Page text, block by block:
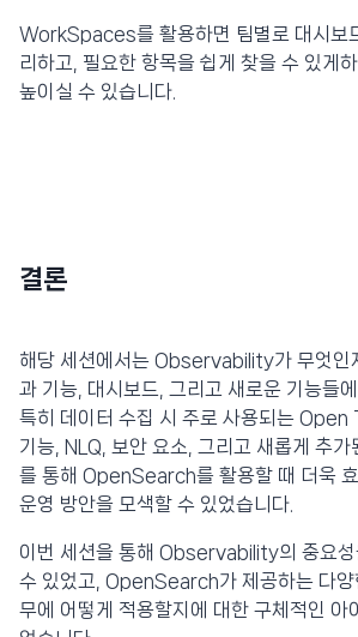
WorkSpaces를 활용하면 팀별로 대시보
리하고, 필요한 항목을 쉽게 찾을 수 있게
높이실 수 있습니다.
결론
해당 세션에서는 Observability가 무엇인
과 기능, 대시보드, 그리고 새로운 기능들
특히 데이터 수집 시 주로 사용되는
기능, NLQ, 보안 요소, 그리고 새롭게 추가
를 통해 OpenSearch를 활용할 때 더욱
운영 방안을 모색할 수 있었습니다.
이번 세션을 통해 Observability의 중요성
수 있었고, OpenSearch가 제공하는 다양
무에 어떻게 적용할지에 대한 구체적인 아